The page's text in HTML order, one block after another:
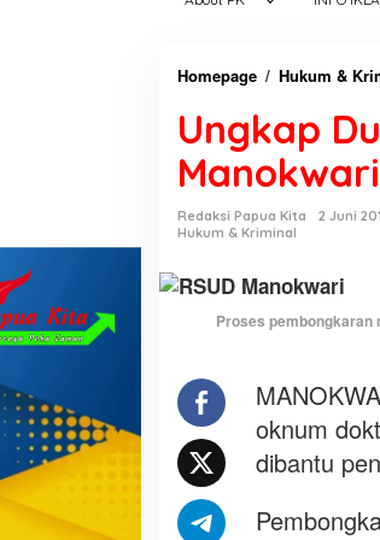
Homepage / Hukum &
Ungkap
Redaksi Papua Kita
2 Juni
Hukum & Kriminal
Proses pembongkaran
oknum
dibantu